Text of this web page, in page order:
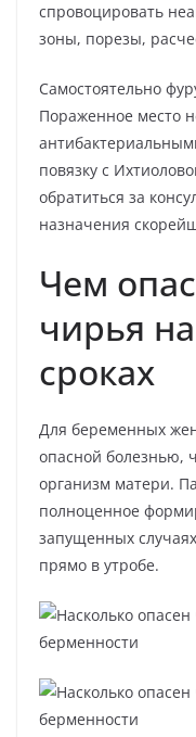
спровоцировать
зоны, порезы,
Самостоятельно
Пораженное место
повязку с
обратиться за
назначения
Чем
чирья
сроках
Для беременных
опасной болезнью,
организм матери.
полноценное
запущенных
прямо в утробе.